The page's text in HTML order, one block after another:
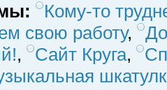
Кому-то
свою работу,
, Сайт Круга,